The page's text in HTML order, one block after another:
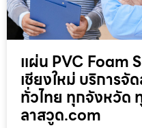
แผ่น PVC Foam
เชียงใหม่ บริการ
ทั่วไทย ทุกจังหวัด
ลาสวูด.com